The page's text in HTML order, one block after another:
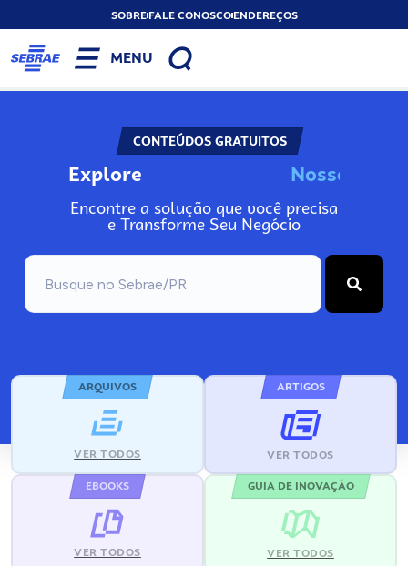
SOBREFALE CONOSCOENDEREÇOS
MENU
CONTEÚDOS GRATUITOS
Explore No
Encontre a solução que você precisa
e Transforme Seu Negócio
ARQUIVOS
VER TODOS
ARTIGOS
VER TODOS
EBOOKS
VER TODOS
GUIA DE INOVAÇÃO
VER TODOS